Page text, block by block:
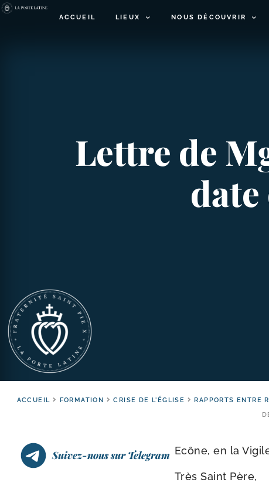
ACCUEIL LIEUX NOUS DÉCOUVRIR
Lettre de
date
ACCUEIL FORMATION CRISE DE L'ÉGLISE RAPPORTS ENTRE
Suivez-nous sur Telegram Ecône, en la
Très Saint Père,